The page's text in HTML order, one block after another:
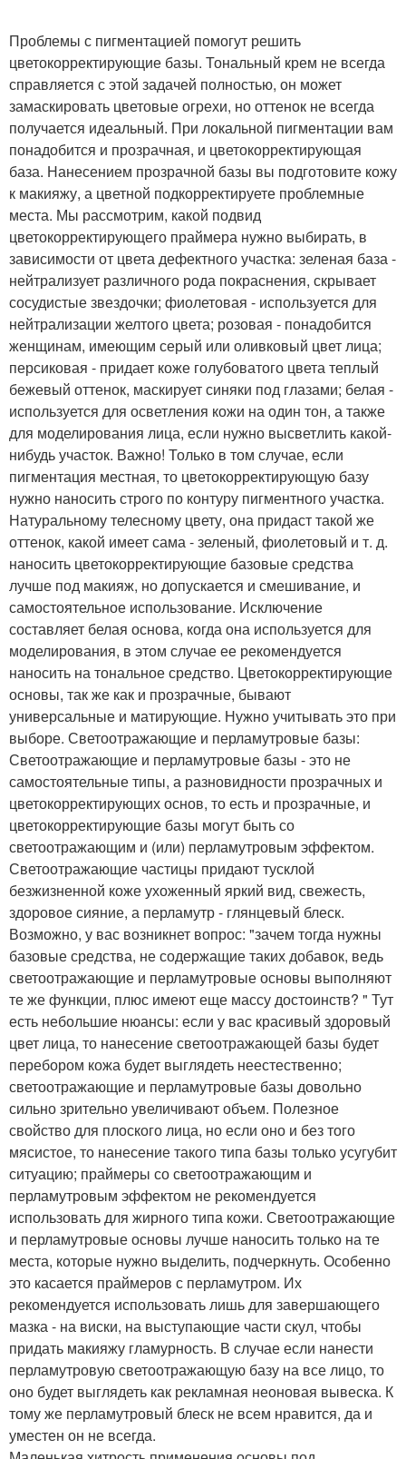
Проблемы с пигментацией помогут решить
цветокорректирующие базы. Тональный крем не всегда
справляется с этой задачей полностью, он может
замаскировать цветовые огрехи, но оттенок не всегда
получается идеальный. При локальной пигментации вам
понадобится и прозрачная, и цветокорректирующая
база. Нанесением прозрачной базы вы подготовите кожу
к макияжу, а цветной подкорректируете проблемные
места. Мы рассмотрим, какой подвид
цветокорректирующего праймера нужно выбирать, в
зависимости от цвета дефектного участка: зеленая база -
нейтрализует различного рода покраснения, скрывает
сосудистые звездочки; фиолетовая - используется для
нейтрализации желтого цвета; розовая - понадобится
женщинам, имеющим серый или оливковый цвет лица;
персиковая - придает коже голубоватого цвета теплый
бежевый оттенок, маскирует синяки под глазами; белая -
используется для осветления кожи на один тон, а также
для моделирования лица, если нужно высветлить какой-
нибудь участок. Важно! Только в том случае, если
пигментация местная, то цветокорректирующую базу
нужно наносить строго по контуру пигментного участка.
Натуральному телесному цвету, она придаст такой же
оттенок, какой имеет сама - зеленый, фиолетовый и т. д.
наносить цветокорректирующие базовые средства
лучше под макияж, но допускается и смешивание, и
самостоятельное использование. Исключение
составляет белая основа, когда она используется для
моделирования, в этом случае ее рекомендуется
наносить на тональное средство. Цветокорректирующие
основы, так же как и прозрачные, бывают
универсальные и матирующие. Нужно учитывать это при
выборе. Светоотражающие и перламутровые базы:
Светоотражающие и перламутровые базы - это не
самостоятельные типы, а разновидности прозрачных и
цветокорректирующих основ, то есть и прозрачные, и
цветокорректирующие базы могут быть со
светоотражающим и (или) перламутровым эффектом.
Светоотражающие частицы придают тусклой
безжизненной коже ухоженный яркий вид, свежесть,
здоровое сияние, а перламутр - глянцевый блеск.
Возможно, у вас возникнет вопрос: "зачем тогда нужны
базовые средства, не содержащие таких добавок, ведь
светоотражающие и перламутровые основы выполняют
те же функции, плюс имеют еще массу достоинств? " Тут
есть небольшие нюансы: если у вас красивый здоровый
цвет лица, то нанесение светоотражающей базы будет
перебором кожа будет выглядеть неестественно;
светоотражающие и перламутровые базы довольно
сильно зрительно увеличивают объем. Полезное
свойство для плоского лица, но если оно и без того
мясистое, то нанесение такого типа базы только усугубит
ситуацию; праймеры со светоотражающим и
перламутровым эффектом не рекомендуется
использовать для жирного типа кожи. Светоотражающие
и перламутровые основы лучше наносить только на те
места, которые нужно выделить, подчеркнуть. Особенно
это касается праймеров с перламутром. Их
рекомендуется использовать лишь для завершающего
мазка - на виски, на выступающие части скул, чтобы
придать макияжу гламурность. В случае если нанести
перламутровую светоотражающую базу на все лицо, то
оно будет выглядеть как рекламная неоновая вывеска. К
тому же перламутровый блеск не всем нравится, да и
уместен он не всегда.